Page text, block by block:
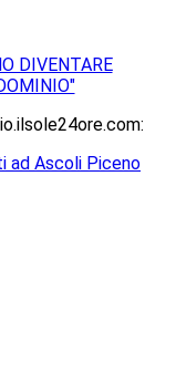
DIVENTARE
ad Ascoli Piceno